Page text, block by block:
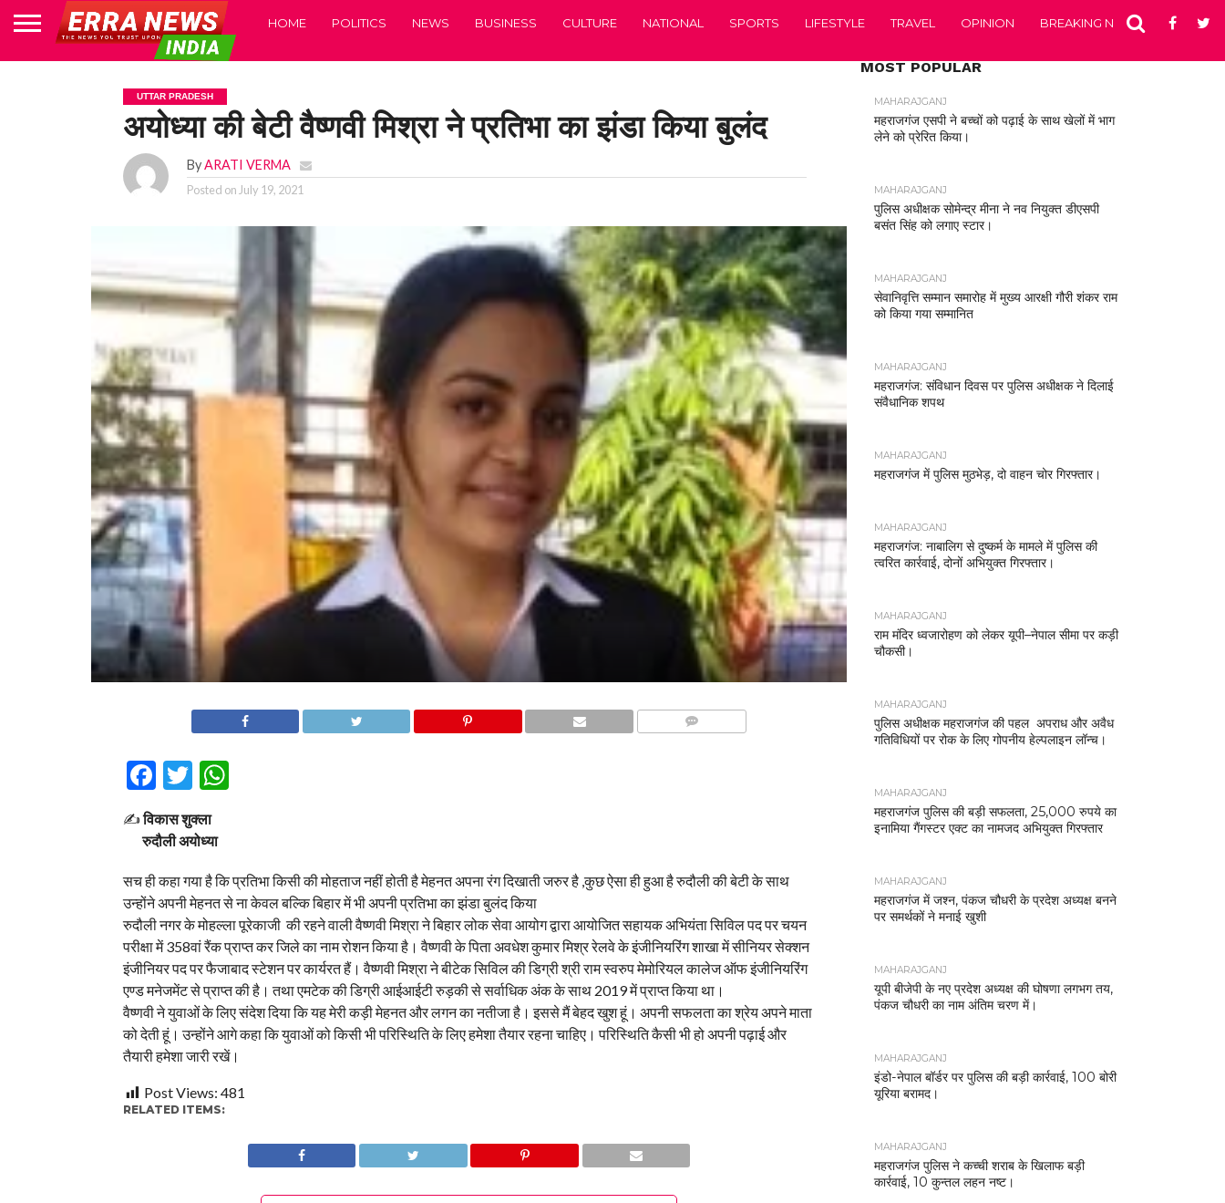
HOME POLITICS NEWS BUSINESS CULTURE NATIONAL SPORTS LIFESTYLE TRAVEL OPINION BREAKING NEWS
UTTAR PRADESH
अयोध्या की बेटी वैष्णवी मिश्रा ने प्रतिभा का झंडा किया बुलंद
ByARATI VERMA
Posted on July 19, 2021
Facebook
Twitter
WhatsApp
✍️विकास शुक्ला
रुदौली अयोध्या
सच ही कहा गया है कि प्रतिभा किसी की मोहताज नहीं होती है मेहनत अपना रंग दिखाती जरुर है ,कुछ ऐसा ही हुआ है रुदौली की बेटी के साथ
उन्होंने अपनी मेहनत से ना केवल बल्कि बिहार में भी अपनी प्रतिभा का झंडा बुलंद किया
रुदौली नगर के मोहल्ला पूरेकाजी की रहने वाली वैष्णवी मिश्रा ने बिहार लोक सेवा आयोग द्वारा आयोजित सहायक अभियंता सिविल पद पर चयन
परीक्षा में 358वां रैंक प्राप्त कर जिले का नाम रोशन किया है। वैष्णवी के पिता अवधेश कुमार मिश्र रेलवे के इंजीनियरिंग शाखा में सीनियर सेक्शन
इंजीनियर पद पर फैजाबाद स्टेशन पर कार्यरत हैं। वैष्णवी मिश्रा ने बीटेक सिविल की डिग्री श्री राम स्वरुप मेमोरियल कालेज ऑफ इंजीनियरिंग
एण्ड मनेजमेंट से प्राप्त की है। तथा एमटेक की डिग्री आईआईटी रुड़की से सर्वाधिक अंक के साथ 2019 में प्राप्त किया था।
वैष्णवी ने युवाओं के लिए संदेश दिया कि यह मेरी कड़ी मेहनत और लगन का नतीजा है। इससे मैं बेहद खुश हूं। अपनी सफलता का श्रेय अपने माता
को देती हूं। उन्होंने आगे कहा कि युवाओं को किसी भी परिस्थिति के लिए हमेशा तैयार रहना चाहिए। परिस्थिति कैसी भी हो अपनी पढ़ाई और
तैयारी हमेशा जारी रखें।
Post Views: 481
RELATED ITEMS:
MOST POPULAR
MAHARAJGANJ
महराजगंज एसपी ने बच्चों को पढ़ाई के साथ खेलों में भाग
लेने को प्रेरित किया।
MAHARAJGANJ
पुलिस अधीक्षक सोमेन्द्र मीना ने नव नियुक्त डीएसपी
बसंत सिंह को लगाए स्टार।
MAHARAJGANJ
सेवानिवृत्ति सम्मान समारोह में मुख्य आरक्षी गौरी शंकर राम
को किया गया सम्मानित
MAHARAJGANJ
महराजगंज: संविधान दिवस पर पुलिस अधीक्षक ने दिलाई
संवैधानिक शपथ
MAHARAJGANJ
महराजगंज में पुलिस मुठभेड़, दो वाहन चोर गिरफ्तार।
MAHARAJGANJ
महराजगंज: नाबालिग से दुष्कर्म के मामले में पुलिस की
त्वरित कार्रवाई, दोनों अभियुक्त गिरफ्तार।
MAHARAJGANJ
राम मंदिर ध्वजारोहण को लेकर यूपी–नेपाल सीमा पर कड़ी
चौकसी।
MAHARAJGANJ
पुलिस अधीक्षक महराजगंज की पहल अपराध और अवैध
गतिविधियों पर रोक के लिए गोपनीय हेल्पलाइन लॉन्च।
MAHARAJGANJ
महराजगंज पुलिस की बड़ी सफलता, 25,000 रुपये का
इनामिया गैंगस्टर एक्ट का नामजद अभियुक्त गिरफ्तार
MAHARAJGANJ
महराजगंज में जश्न, पंकज चौधरी के प्रदेश अध्यक्ष बनने
पर समर्थकों ने मनाई खुशी
MAHARAJGANJ
यूपी बीजेपी के नए प्रदेश अध्यक्ष की घोषणा लगभग तय,
पंकज चौधरी का नाम अंतिम चरण में।
MAHARAJGANJ
इंडो-नेपाल बॉर्डर पर पुलिस की बड़ी कार्रवाई, 100 बोरी
यूरिया बरामद।
MAHARAJGANJ
महराजगंज पुलिस ने कच्ची शराब के खिलाफ बड़ी
कार्रवाई, 10 कुन्तल लहन नष्ट।